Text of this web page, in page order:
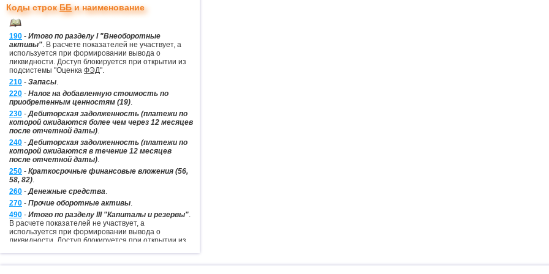
Коды строкББи наименование
190 - Итого по разделу I "Внеоборотные
активы". В расчете показателей не участвует, а
используется при формировании вывода о
ликвидности. Доступ блокируется при открытии из
подсистемы "Оценка ФЭД".
210 - Запасы.
220 - Налог на добавленную стоимость по
приобретенным ценностям (19).
230 -Дебиторская задолженность (платежи по
которой ожидаются более чем через 12 месяцев
после отчетной даты).
240 -Дебиторская задолженность (платежи по
которой ожидаются в течение 12 месяцев
после отчетной даты).
250 - Краткосрочные финансовые вложения (56,
58, 82).
260 -Денежные средства.
270 - Прочие оборотные активы.
490 - Итого по разделу III "Капиталы и резервы".
В расчете показателей не участвует, а
используется при формировании вывода о
ликвидности. Доступ блокируется при открытии из